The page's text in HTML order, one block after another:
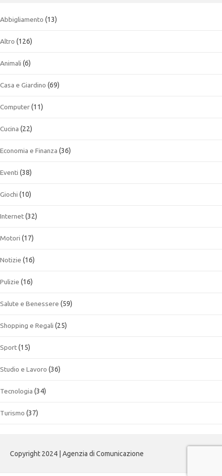
Abbigliamento (13)
Altro (126)
Animali (6)
Casa e Giardino (69)
Computer(11)
Cucina (22)
Economia e Finanza (36)
Eventi (38)
Giochi (10)
Internet(32)
Motori (17)
Notizie (16)
Pulizie (16)
Salute e Benessere (59)
Shopping e Regali (25)
Sport(15)
Studio e Lavoro (36)
Tecnologia (34)
Turismo (37)
Copyright 2024 | Agenzia di Comunicazione